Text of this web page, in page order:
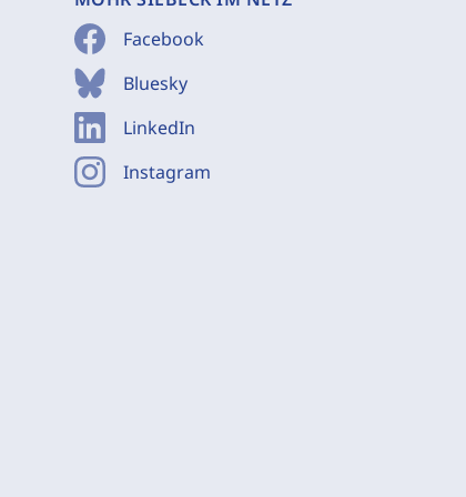
Facebook
Bluesky
LinkedIn
Instagram